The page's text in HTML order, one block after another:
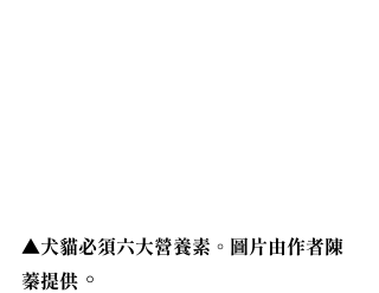
▲犬貓必須六大營養素。圖片由作者陳
蓁提供 。